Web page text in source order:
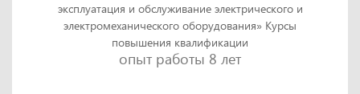
эксплуатация и обслуживание электрического и
электромеханического оборудования» Курсы
повышения квалификации
опыт работы 8 лет